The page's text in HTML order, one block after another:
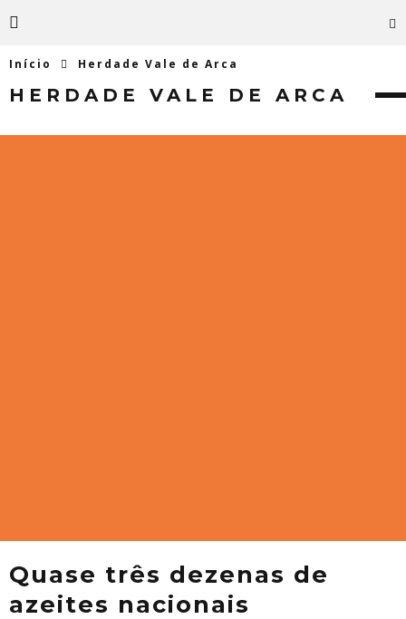
Início Herdade Vale de Arca
HERDADE VALE DE ARCA
Quase três dezenas de
azeites nacionais